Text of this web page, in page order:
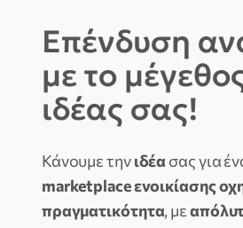
Επένδυση
με το
ιδέας σας!
Κάνουμε τηνιδέα σας για
marketplace ενοικίασης
πραγματικότητα, με